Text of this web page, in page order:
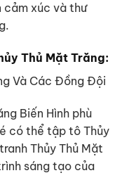
cảm xúc và thư
Thủ Mặt Trăng:
Và Các Đồng Đội
Biến Hình phù
có thể tập tô Thủy
Thủy Thủ Mặt
sáng tạo của